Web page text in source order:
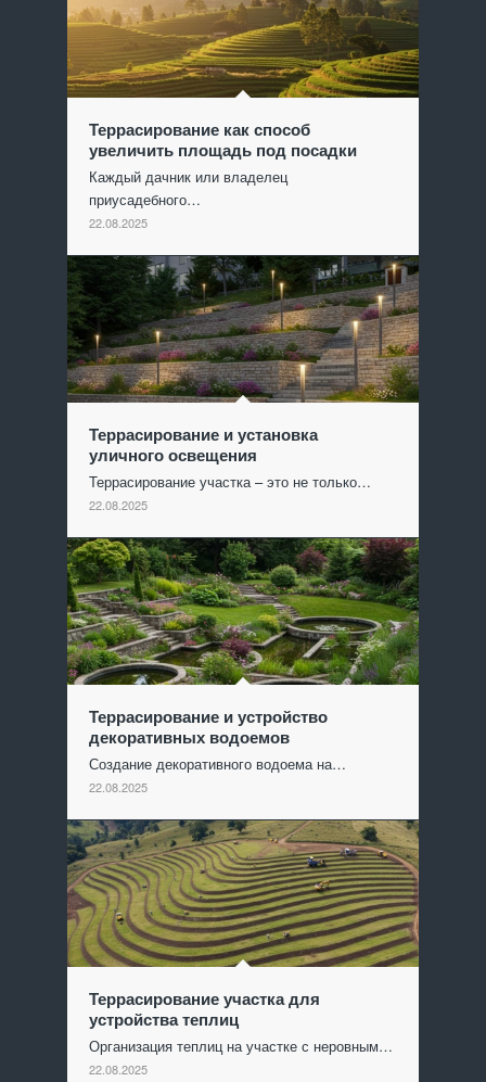
Террасирование как способ
увеличить площадь под посадки
Каждый дачник или владелец
приусадебного…
22.08.2025
Террасирование и установка
уличного освещения
Террасирование участка – это не только…
22.08.2025
Террасирование и устройство
декоративных водоемов
Создание декоративного водоема на…
22.08.2025
Террасирование участка для
устройства теплиц
Организация теплиц на участке с неровным…
22.08.2025